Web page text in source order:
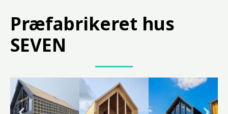
Præfabrikeret hus
SEVEN